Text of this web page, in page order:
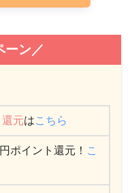
ーン／
元はこちら
ポイント還元！ こ